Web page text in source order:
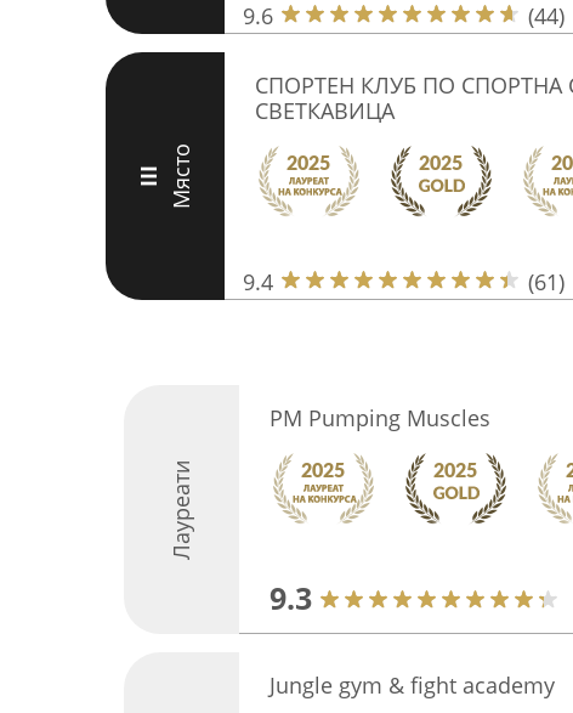
9.6 (44)
III Място
СПОРТЕН КЛУБ ПО СПОРТНА
СВЕТКАВИЦА
9.4 (61)
Лауреати
PM Pumping Muscles
9.3
Jungle gym & fight academy